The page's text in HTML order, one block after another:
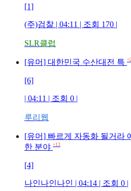
[1]
(주)검찰 | 04:11 | 조회 170 |
SLR클럽
[유머] 대한민국 수산대전 특 +2
[6]
| 04:11 | 조회 0 |
루리웹
[유머] 빠르게 자동화 될거라
한 분야 +13
[4]
나인나인나인 | 04:14 | 조회 0 |